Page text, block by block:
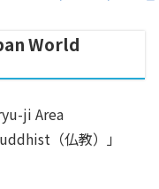
World
ji Area
（仏教）」